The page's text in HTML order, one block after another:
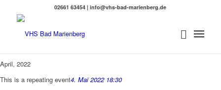
02661 63454 | info@vhs-bad-marienberg.de
April, 2022
This is a repeating event4. Mai 2022 18:30